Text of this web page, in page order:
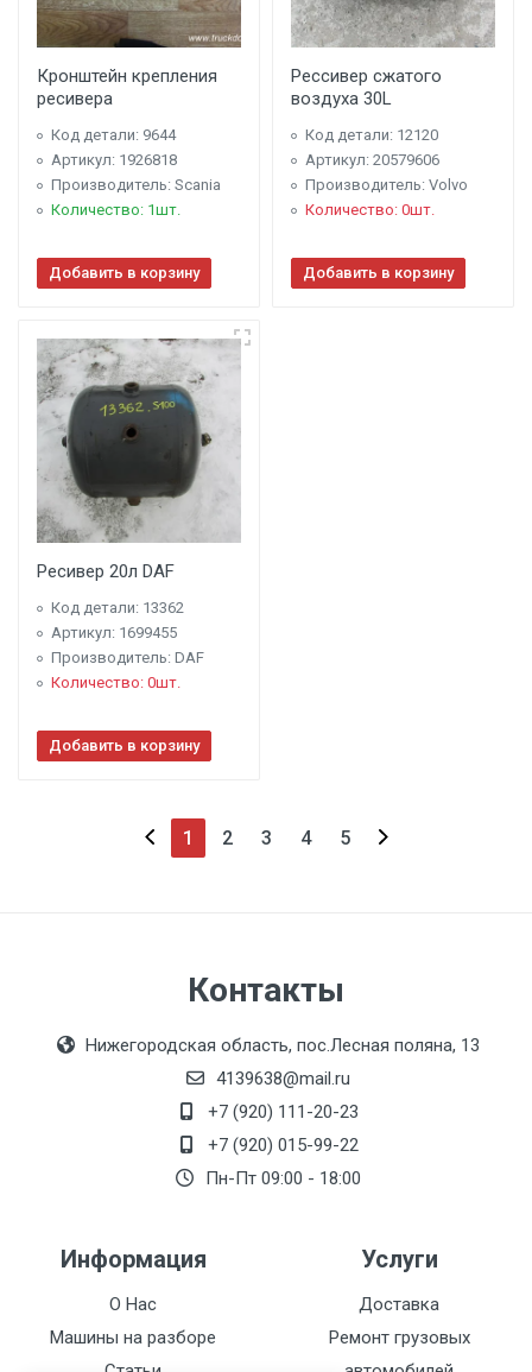
Кронштейн крепления
ресивера
Код детали: 9644
Артикул: 1926818
Производитель: Scania
Количество: 1шт.
Добавить в корзину
Рессивер сжатого
воздуха 30L
Код детали: 12120
Артикул: 20579606
Производитель: Volvo
Количество: 0шт.
Добавить в корзину
Ресивер 20л DAF
Код детали: 13362
Артикул: 1699455
Производитель: DAF
Количество: 0шт.
Добавить в корзину
1 2 3 4 5
Контакты
Нижегородская область, пос.Лесная поляна, 13
4139638@mail.ru
+7 (920) 111-20-23
+7 (920) 015-99-22
Пн-Пт 09:00 - 18:00
Информация
О Нас
Машины на разборе
Услуги
Доставка
Ремонт грузовых